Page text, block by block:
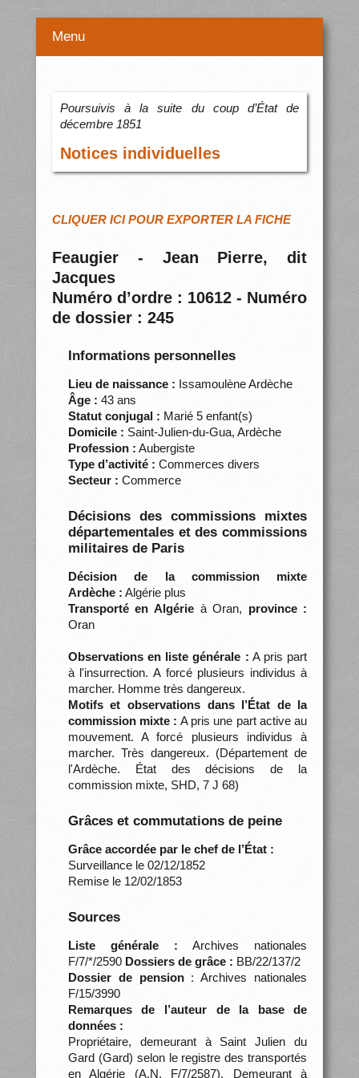
Menu
Poursuivis à la suite du coup d’État de
décembre 1851
Notices individuelles
CLIQUER ICI POUR EXPORTER LA FICHE
Feaugier - Jean Pierre, dit
Jacques
Numéro d’ordre : 10612 - Numéro
de dossier : 245
Informations personnelles
Lieu de naissance : Issamoulène Ardèche
Âge : 43 ans
Statut conjugal : Marié 5 enfant(s)
Domicile : Saint-Julien-du-Gua, Ardèche
Profession : Aubergiste
Type d’activité : Commerces divers
Secteur : Commerce
Décisions des commissions mixtes
départementales et des commissions
militaires de Paris
Décision de la commission mixte
Ardèche : Algérie plus
Transporté en Algérieà Oran, province :
Oran
Observations en liste générale : A pris part
à l'insurrection. A forcé plusieurs individus à
marcher. Homme très dangereux.
Motifs et observations dans l’État de la
commission mixte : A pris une part active au
mouvement. A forcé plusieurs individus à
marcher. Très dangereux. (Département de
l'Ardèche. État des décisions de la
commission mixte, SHD, 7 J 68)
Grâces et commutations de peine
Grâce accordée par le chef de l’État :
Surveillance le 02/12/1852
Remise le 12/02/1853
Sources
Liste générale : Archives nationales
F/7/*/2590 Dossiers de grâce : BB/22/137/2
Dossier de pension: Archives nationales
F/15/3990
Remarques de l’auteur de la base de
données :
Propriétaire, demeurant à Saint Julien du
Gard (Gard) selon le registre des transportés
en Algérie (A.N. F/7/2587). Demeurant à